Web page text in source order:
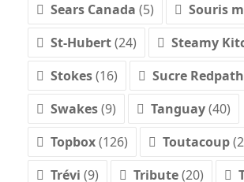
Sears Canada (5) Souris
St-Hubert(24) Steamy
Stokes(16) Sucre Redpath
Swakes(9) Tanguay(40)
Topbox(126) Toutacoup
Trévi (9) Tribute(20)